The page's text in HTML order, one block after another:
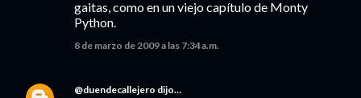
gaitas, como en un viejo capítulo de Monty
Python.
8 de marzo de 2009 a las 7:34 a.m.
@duendecallejero dijo…